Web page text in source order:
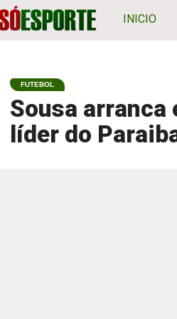
INICIO
FUTEBOL
Sousa arranca
líder do